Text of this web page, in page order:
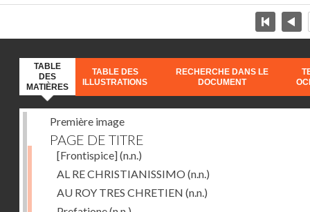
TABLE
DES
MATIÈRES
TABLE DES
ILLUSTRATIONS
RECHERCHE DANS LE
DOCUMENT
Première image
PAGE DE TITRE
[Frontispice](n.n.)
AL RE CHRISTIANISSIMO (n.n.)
AU ROY TRES CHRETIEN (n.n.)